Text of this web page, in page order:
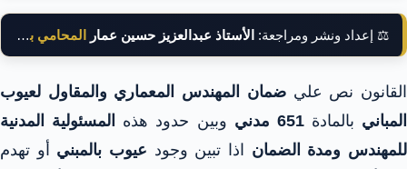
⚖️ إعداد ونشر ومراجعة: الأستاذ عبدالعزيز حسين عمار المحامي بالنقض
القانون نص عليضمان المهندس المعماري والمقاول لعيوب
المباني بالمادة651 مدني وبين حدود هذه
المسئولية المدنية
للمهندس ومدة الضمان
اذا تبين وجود عيوب بالمبني أو تهدم